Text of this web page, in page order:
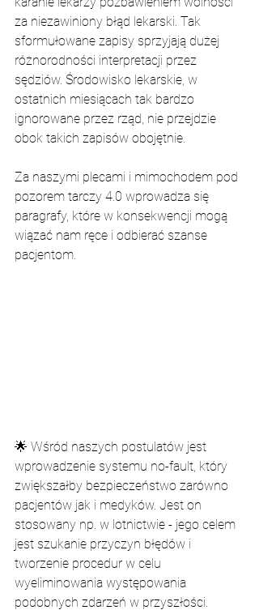
za niezawiniony błąd lekarski. Tak
sformułowane zapisy sprzyjają dużej
różnorodności interpretacji przez
sędziów. Środowisko lekarskie, w
ostatnich miesiącach tak bardzo
ignorowane przez rząd, nie przejdzie
obok takich zapisów obojętnie.
Za naszymi plecami i mimochodem pod
pozorem tarczy 4.0 wprowadza się
paragrafy, które w konsekwencji mogą
wiązać nam ręce i odbierać szanse
pacjentom.
🌟 Wśród naszych postulatów jest
wprowadzenie systemu no-fault, który
zwiększałby bezpieczeństwo zarówno
pacjentów jak i medyków. Jest on
stosowany np. w lotnictwie - jego celem
jest szukanie przyczyn błędów i
tworzenie procedur w celu
wyeliminowania występowania
podobnych zdarzeń w przyszłości.